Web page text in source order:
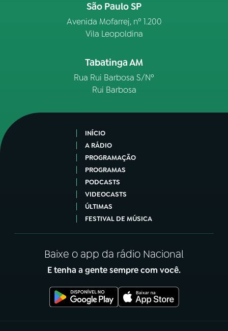
São Paulo SP
Avenida Mofarrej, nº 1.200
Vila Leopoldina
Tabatinga AM
Rua Rui Barbosa S/Nº
Rui Barbosa
INÍCIO
A RÁDIO
PROGRAMAÇÃO
PROGRAMAS
PODCASTS
VIDEOCASTS
ÚLTIMAS
FESTIVAL DE MÚSICA
Baixe o app da rádio Nacional
E tenha a gente sempre com você.